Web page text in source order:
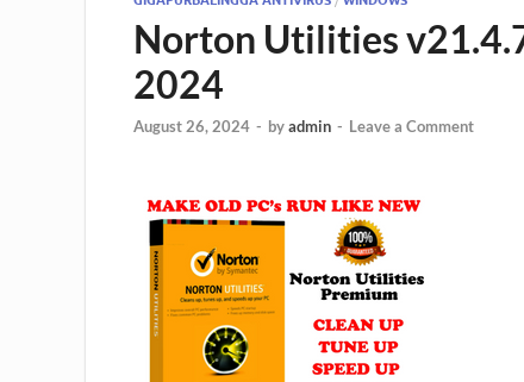
Norton Utilities
2024
August 26, 2024 - byadmin - Leave a Comment